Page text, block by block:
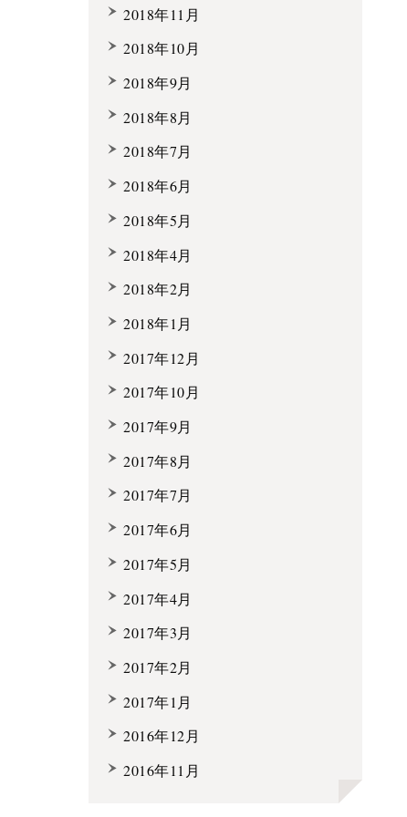
2018年11月
2018年10月
2018年9月
2018年8月
2018年7月
2018年6月
2018年5月
2018年4月
2018年2月
2018年1月
2017年12月
2017年10月
2017年9月
2017年8月
2017年7月
2017年6月
2017年5月
2017年4月
2017年3月
2017年2月
2017年1月
2016年12月
2016年11月